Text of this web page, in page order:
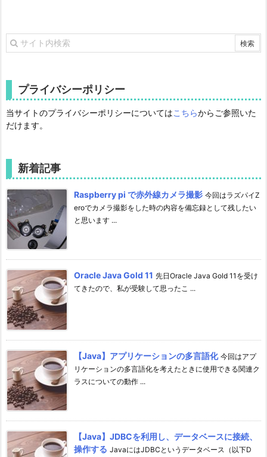
プライバシーポリシー
当サイトのプライバシーポリシーについてはこちらからご参照いた
だけます。
新着記事
Raspberry pi で赤外線カメラ撮影 今回はラズパイZ
eroでカメラ撮影をした時の内容を備忘録として残したい
と思います ...
Oracle Java Gold 11 先日Oracle Java Gold 11を受け
てきたので、私が受験して思ったこ ...
【Java】アプリケーションの多言語化 今回はアプ
リケーションの多言語化を考えたときに使用できる関連ク
ラスについての動作 ...
【Java】JDBCを利用し、データベースに接続、
操作する JavaにはJDBCというデータベース（以下D